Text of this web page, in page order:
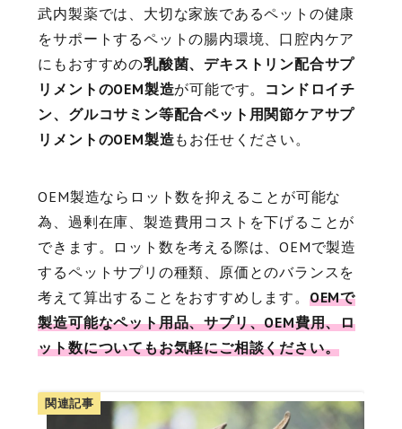
武内製薬では、大切な家族であるペットの健康
をサポートするペットの腸内環境、口腔内ケア
にもおすすめの乳酸菌、デキストリン配合サプ
リメントのOEM製造が可能です。 コンドロイチ
ン、グルコサミン等配合ペット用関節ケアサプ
リメントのOEM製造もお任せください。
OEM製造ならロット数を抑えることが可能な
為、過剰在庫、製造費用コストを下げることが
できます。ロット数を考える際は、OEMで製造
するペットサプリの種類、原価とのバランスを
考えて算出することをおすすめします。 OEMで
製造可能なペット用品、サプリ、OEM費用、ロ
ット数についてもお気軽にご相談ください。
関連記事